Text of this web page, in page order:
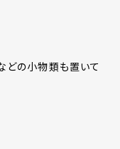
どの小物類も置いて